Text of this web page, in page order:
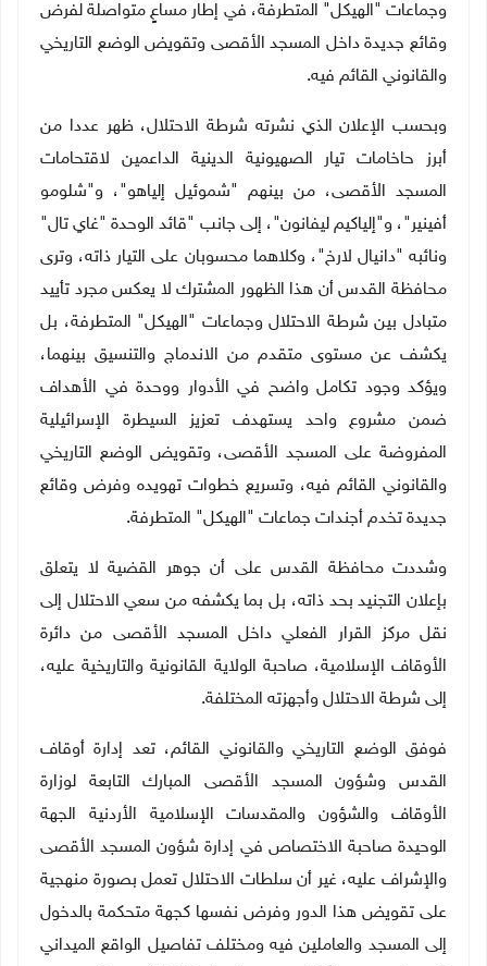
وجماعات "الهيكل" المتطرفة، في إطار مساعٍ متواصلة لفرض
وقائع جديدة داخل المسجد الأقصى وتقويض الوضع التاريخي
والقانوني القائم فيه.
وبحسب الإعلان الذي نشرته شرطة الاحتلال، ظهر عددا من
أبرز حاخامات تيار الصهيونية الدينية الداعمين لاقتحامات
المسجد الأقصى، من بينهم "شموئيل إلياهو"، و"شلومو
أفينير"، و"إلياكيم ليفانون"، إلى جانب "قائد الوحدة "غاي تال"
ونائبه "دانيال لارخ"، وكلاهما محسوبان على التيار ذاته، وترى
محافظة القدس أن هذا الظهور المشترك لا يعكس مجرد تأييد
متبادل بين شرطة الاحتلال وجماعات "الهيكل" المتطرفة، بل
يكشف عن مستوى متقدم من الاندماج والتنسيق بينهما،
ويؤكد وجود تكامل واضح في الأدوار ووحدة في الأهداف
ضمن مشروع واحد يستهدف تعزيز السيطرة الإسرائيلية
المفروضة على المسجد الأقصى، وتقويض الوضع التاريخي
والقانوني القائم فيه، وتسريع خطوات تهويده وفرض وقائع
جديدة تخدم أجندات جماعات "الهيكل" المتطرفة.
وشددت محافظة القدس على أن جوهر القضية لا يتعلق
بإعلان التجنيد بحد ذاته، بل بما يكشفه من سعي الاحتلال إلى
نقل مركز القرار الفعلي داخل المسجد الأقصى من دائرة
الأوقاف الإسلامية، صاحبة الولاية القانونية والتاريخية عليه،
إلى شرطة الاحتلال وأجهزته المختلفة.
فوفق الوضع التاريخي والقانوني القائم، تعد إدارة أوقاف
القدس وشؤون المسجد الأقصى المبارك التابعة لوزارة
الأوقاف والشؤون والمقدسات الإسلامية الأردنية الجهة
الوحيدة صاحبة الاختصاص في إدارة شؤون المسجد الأقصى
والإشراف عليه، غير أن سلطات الاحتلال تعمل بصورة منهجية
على تقويض هذا الدور وفرض نفسها كجهة متحكمة بالدخول
إلى المسجد والعاملين فيه ومختلف تفاصيل الواقع الميداني